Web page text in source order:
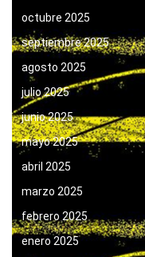
octubre 2025
septiembre 2025
agosto 2025
julio 2025
junio 2025
mayo 2025
abril 2025
marzo 2025
febrero 2025
enero 2025